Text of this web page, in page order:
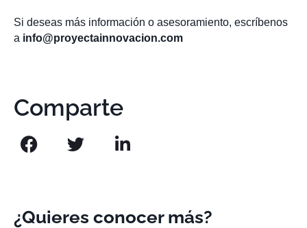
Si deseas más información o asesoramiento, escríbenos
a info@proyectainnovacion.com
Comparte
¿Quieres conocer más?